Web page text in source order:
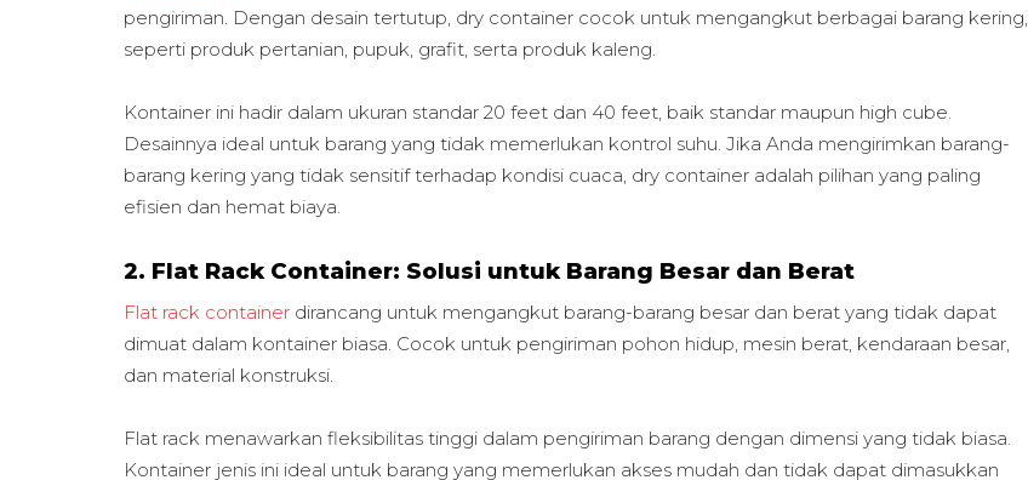
pengiriman. Dengan desain tertutup, dry container cocok untuk mengangkut berbagai barang kering,
seperti produk pertanian, pupuk, grafit, serta produk kaleng.
Kontainer ini hadir dalam ukuran standar 20 feet dan 40 feet, baik standar maupun high cube.
Desainnya ideal untuk barang yang tidak memerlukan kontrol suhu. Jika Anda mengirimkan barang-
barang kering yang tidak sensitif terhadap kondisi cuaca, dry container adalah pilihan yang paling
efisien dan hemat biaya.
2. Flat Rack Container: Solusi untuk Barang Besar dan Berat
Flat rack container dirancang untuk mengangkut barang-barang besar dan berat yang tidak dapat
dimuat dalam kontainer biasa. Cocok untuk pengiriman pohon hidup, mesin berat, kendaraan besar,
dan material konstruksi.
Flat rack menawarkan fleksibilitas tinggi dalam pengiriman barang dengan dimensi yang tidak biasa.
Kontainer jenis ini ideal untuk barang yang memerlukan akses mudah dan tidak dapat dimasukkan